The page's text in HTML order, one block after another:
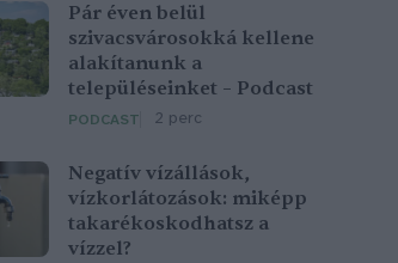
Pár éven belül
szivacsvárosokká kellene
alakítanunk a
településeinket – Podcast
PODCAST 2 perc
Negatív vízállások,
vízkorlátozások: miképp
takarékoskodhatsz a
vízzel?